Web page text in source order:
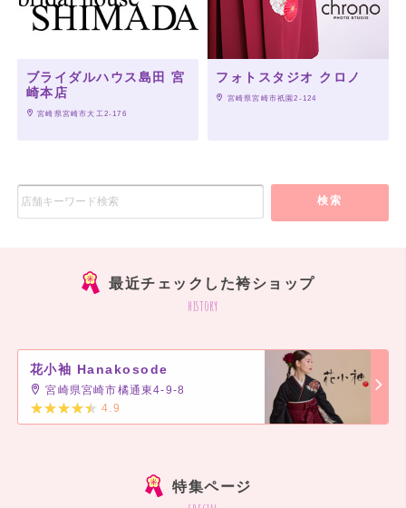
ブライダルハウス島田 宮
崎本店
宮崎県宮崎市大工2-176
フォトスタジオ クロノ
宮崎県宮崎市祇園2-124
検索
最近チェックした袴ショップ
history
花小袖 Hanakosode
宮崎県宮崎市橘通東4-9-8
4.9
特集ページ